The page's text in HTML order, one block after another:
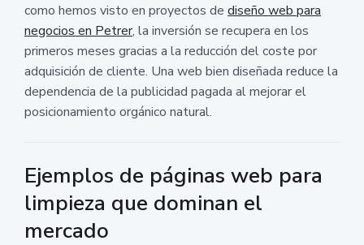
como hemos visto en proyectos de diseño web para
negocios en Petrer, la inversión se recupera en los
primeros meses gracias a la reducción del coste por
adquisición de cliente. Una web bien diseñada reduce la
dependencia de la publicidad pagada al mejorar el
posicionamiento orgánico natural.
Ejemplos de páginas web para
limpieza que dominan el
mercado